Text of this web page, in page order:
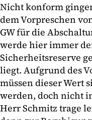
Nicht konform
dem Vorpreschen
GW für die
werde hier immer
Sicherheitsreserve
liegt. Aufgrund des
müssen dieser Wert
werden, doch nicht
Herr Schmitz trage